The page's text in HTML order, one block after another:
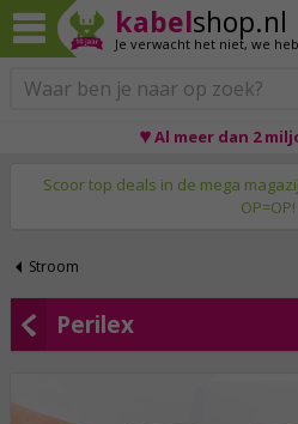
kabelshop.nl
Je verwacht het niet, we
♥ Al meer dan 2
Scoor top deals in de mega
OP=OP!
Stroom
Perilex